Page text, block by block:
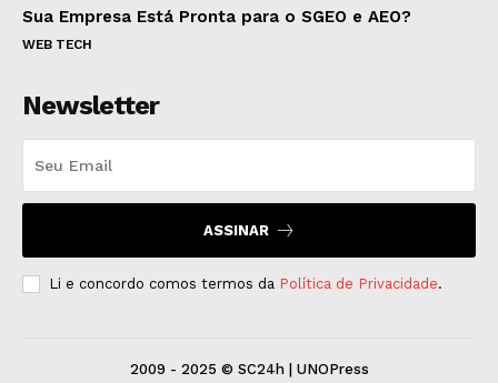
Sua Empresa Está Pronta para o SGEO e AEO?
WEB TECH
Newsletter
ASSINAR
Li e concordo comos termos da Política de Privacidade.
2009 - 2025 © SC24h | UNOPress